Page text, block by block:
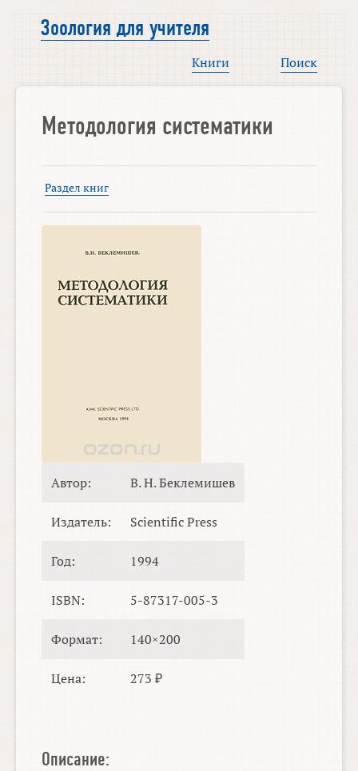
Зоология для учителя
Книги Поиск
Методология систематики
Раздел книг
Автор: В. Н. Беклемишев
Издатель: Scientific Press
Год: 1994
ISBN: 5-87317-005-3
Формат: 140×200
Цена: 273 ₽
Описание: